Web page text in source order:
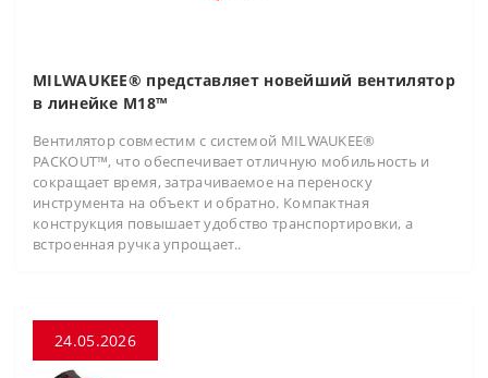
MILWAUKEE® представляет новейший вентилятор
в линейке M18™
Вентилятор совместим с системой MILWAUKEE®
PACKOUT™, что обеспечивает отличную мобильность и
сокращает время, затрачиваемое на переноску
инструмента на объект и обратно. Компактная
конструкция повышает удобство транспортировки, а
встроенная ручка упрощает..
24.05.2026